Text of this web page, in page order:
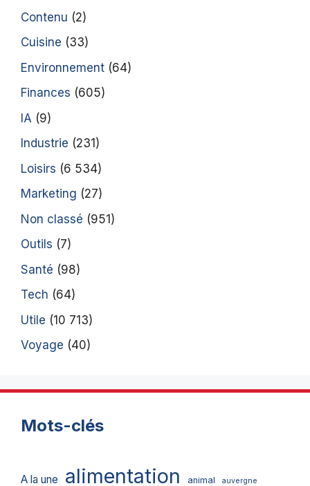
Contenu (2)
Cuisine (33)
Environnement (64)
Finances (605)
IA (9)
Industrie (231)
Loisirs (6 534)
Marketing (27)
Non classé (951)
Outils (7)
Santé (98)
Tech (64)
Utile (10 713)
Voyage (40)
Mots-clés
A la une alimentation animal auvergne